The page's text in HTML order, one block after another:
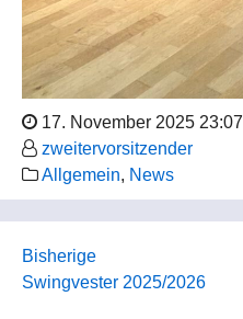
17. November 2025 23:07
zweitervorsitzender
Allgemein, News
Bisherige
Swingvester 2025/2026